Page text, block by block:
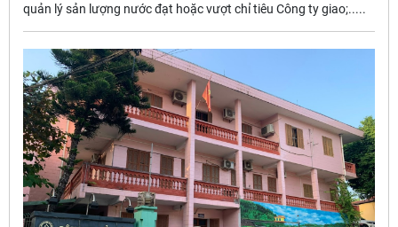
quản lý sản lượng nước đạt hoặc vượt chỉ tiêu Công ty giao;.....